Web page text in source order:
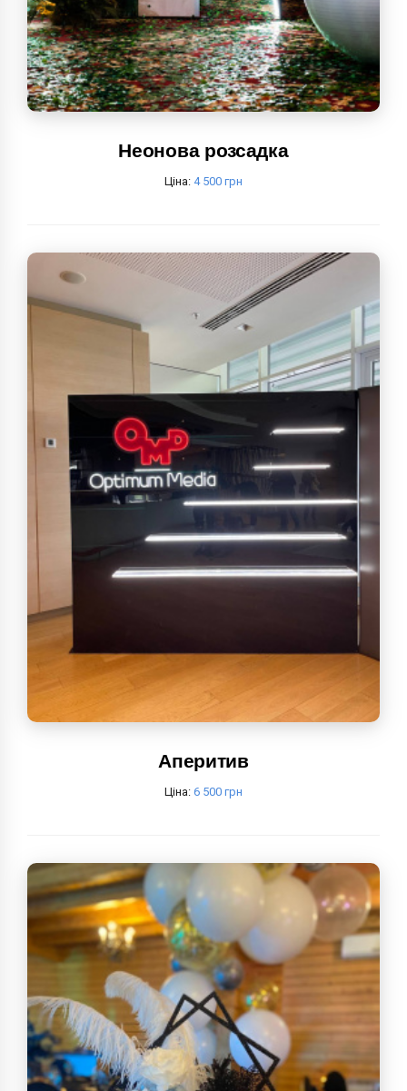
Неонова розсадка
Ціна: 4 500 грн
Аперитив
Ціна: 6 500 грн